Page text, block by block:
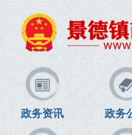
政务资讯 政务